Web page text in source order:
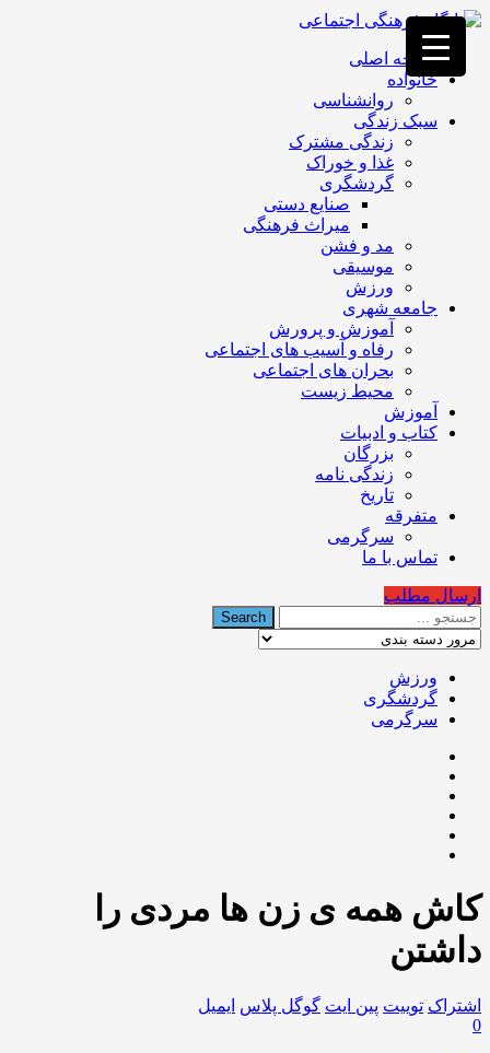
فصد
خون
غرب
تهران
خشکشویی
تصفیه
تهران
صفحه اصلی
خانواده
روانشناسی
سبک زندگی
زندگی مشترک
غذا و خوراک
گردشگری
صنایع دستی
میراث فرهنگی
مد و فشن
موسیقی
ورزش
جامعه شهری
آموزش و پرورش
رفاه و آسیب های اجتماعی
بحران های اجتماعی
محیط زیست
آموزش
کتاب و ادبیات
بزرگان
زندگی نامه
تاریخ
متفرقه
سرگرمی
تماس با ما
ارسال مطلب
ورزش
گردشگری
سرگرمی
کاش همه ی زن ها مردی را
داشتن
اشتراک توییت پین ایت گوگل‌ پلاس ایمیل
0